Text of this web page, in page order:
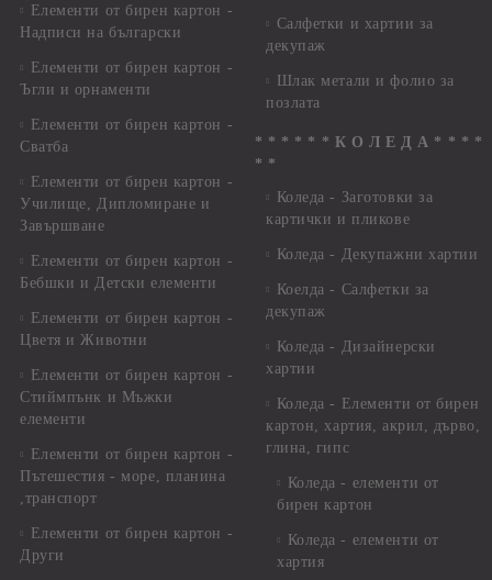
Елементи от бирен картон -
Надписи на български
Елементи от бирен картон -
Ъгли и орнаменти
Елементи от бирен картон -
Сватба
Елементи от бирен картон -
Училище, Дипломиране и
Завършване
Елементи от бирен картон -
Бебшки и Детски елементи
Елементи от бирен картон -
Цветя и Животни
Елементи от бирен картон -
Стиймпънк и Мъжки
елементи
Елементи от бирен картон -
Пътешестия - море, планина
,транспорт
Елементи от бирен картон -
Други
Салфетки и хартии за
декупаж
Шлак метали и фолио за
позлата
* * * * * * К О Л Е Д А * * * *
* *
Коледа - Заготовки за
картички и пликове
Коледа - Декупажни хартии
Коелда - Салфетки за
декупаж
Коледа - Дизайнерски
хартии
Коледа - Eлементи от бирен
картон, хартия, акрил, дърво,
глина, гипс
Коледа - елементи от
бирен картон
Коледа - елементи от
хартия